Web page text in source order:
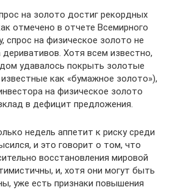
на золото достиг рекордных
отмечено в отчете Всемирного
спрос на физическое золото не
Хотя всем известно,
удавалось покрыть золотые
как «бумажное золото»),
на физическое золото
в дефицит предложения.
недель аппетит к риску среди
и это говорит о том, что
восстановления мировой
и, хотя они могут быть
уже есть признаки повышения